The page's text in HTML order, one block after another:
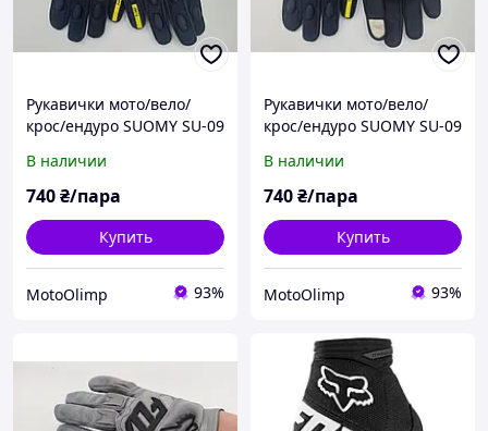
Рукавички мото/вело/
крос/ендуро SUOMY SU-09
В наличии
740₴/пара
Купить
MotoOlimp 93%
Рукавички мото/вело/
крос/ендуро SUOMY SU-09
В наличии
740₴/пара
Купить
MotoOlimp 93%